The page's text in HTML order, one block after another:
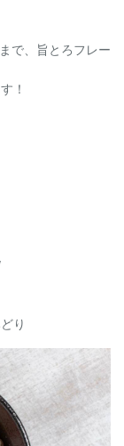
で、旨とろフレー
！